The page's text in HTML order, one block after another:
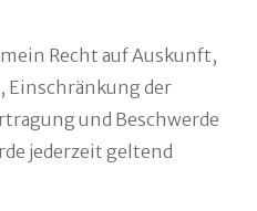
Recht auf Auskunft,
Einschränkung der
und Beschwerde
jederzeit geltend